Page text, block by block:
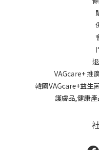
VAGcare+ 推
韓國VAGcare+益生
護膚品,健康